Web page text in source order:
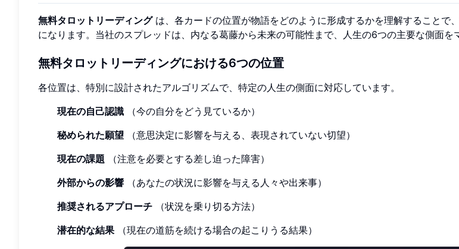
無料タロットリーディングは、各カードの位置が物語をどのように形成するかを理解することで
になります。当社のスプレッドは、内なる葛藤から未来の可能性まで、人生の6つの主要な側面を
無料タロットリーディングにおける6つの位置
各位置は、特別に設計されたアルゴリズムで、特定の人生の側面に対応しています。
現在の自己認識 （今の自分をどう見ているか）
秘められた願望 （意思決定に影響を与える、表現されていない切望）
現在の課題 （注意を必要とする差し迫った障害）
外部からの影響 （あなたの状況に影響を与える人々や出来事）
推奨されるアプローチ （状況を乗り切る方法）
潜在的な結果 （現在の道筋を続ける場合の起こりうる結果）